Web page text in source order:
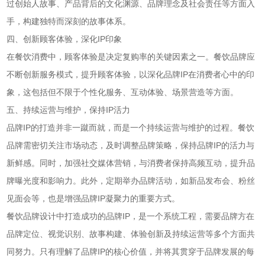
过创始人故事、产品背后的文化渊源、品牌理念及社会责任等方面入
手，构建独特而深刻的故事体系。
四、创新顾客体验，深化IP印象
在餐饮消费中，顾客体验是决定复购率的关键因素之一。餐饮品牌应
不断创新服务模式，提升顾客体验，以深化品牌IP在消费者心中的印
象，这包括但不限于个性化服务、互动体验、场景营造等方面。
五、持续运营与维护，保持IP活力
品牌IP的打造并非一蹴而就，而是一个持续运营与维护的过程。餐饮
品牌需密切关注市场动态，及时调整品牌策略，保持品牌IP的活力与
新鲜感。同时，加强社交媒体营销，与消费者保持高频互动，提升品
牌曝光度和影响力。此外，定期举办品牌活动，如新品发布会、粉丝
见面会等，也是增强品牌IP凝聚力的重要方式。
餐饮品牌设计中打造成功的品牌IP，是一个系统工程，需要品牌方在
品牌定位、视觉识别、故事构建、体验创新及持续运营等多个方面共
同努力。只有理解了品牌IP的核心价值，并将其贯穿于品牌发展的每